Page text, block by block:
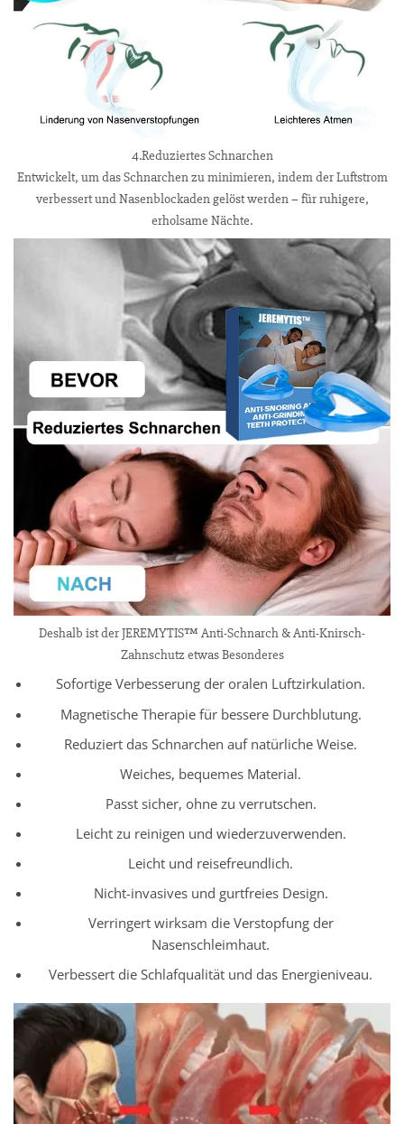
4.Reduziertes Schnarchen
Entwickelt, um das Schnarchen zu minimieren, indem der Luftstrom
verbessert und Nasenblockaden gelöst werden – für ruhigere,
erholsame Nächte.
Deshalb ist der JEREMYTIS™ Anti-Schnarch & Anti-Knirsch-
Zahnschutz etwas Besonderes
Sofortige Verbesserung der oralen Luftzirkulation.
Magnetische Therapie für bessere Durchblutung.
Reduziert das Schnarchen auf natürliche Weise.
Weiches, bequemes Material.
Passt sicher, ohne zu verrutschen.
Leicht zu reinigen und wiederzuverwenden.
Leicht und reisefreundlich.
Nicht-invasives und gurtfreies Design.
Verringert wirksam die Verstopfung der
Nasenschleimhaut.
Verbessert die Schlafqualität und das Energieniveau.